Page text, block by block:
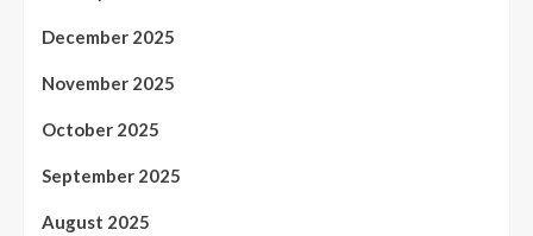
December 2025
November 2025
October 2025
September 2025
August 2025